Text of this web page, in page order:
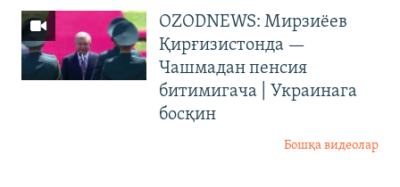
OZODNEWS: Мирзиёев
Қирғизистонда —
Чашмадан пенсия
битимигача | Украинага
босқин
Бошқа видеолар